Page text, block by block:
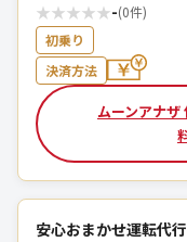
★★★★★-(0件)
初乗り
決済方法
ムーンアナザ
安心おまかせ運転代